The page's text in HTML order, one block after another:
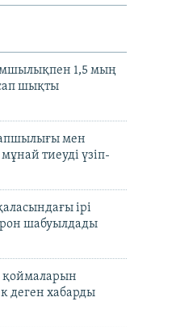
1,5 мың
шықты
мен
мұнай тиеуді үзіп-
ірі
шабуылдады
қоймаларын
деген хабарды